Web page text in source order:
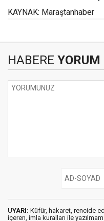
KAYNAK: Maraştanhaber
HABERE
UYARI: Küfür, hakaret, rencide
içeren, imla kuralları ile